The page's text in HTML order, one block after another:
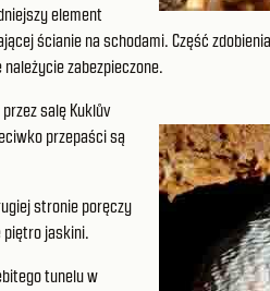
element
ścianie na schodami. Część
zabezpieczone.
salę Kuklův
przepaści są
stronie poręczy
piętro jaskini.
tunelu w